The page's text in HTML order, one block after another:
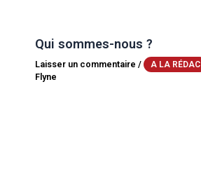
Qui sommes-nous ?
Laisser un commentaire / A LA RÉDAC
Flyne